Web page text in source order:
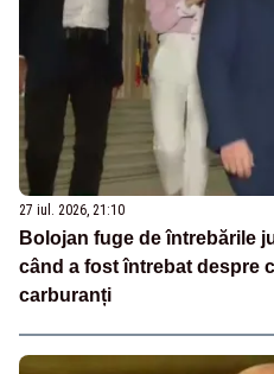
27 iul. 2026, 21:10
Bolojan fuge de întrebările
când a fost întrebat despre
carburanți